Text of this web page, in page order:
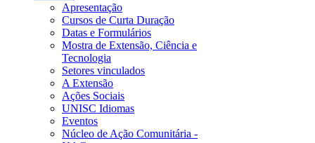
Apresentação
Cursos de Curta Duração
Datas e Formulários
Mostra de Extensão, Ciência e
Tecnologia
Setores vinculados
A Extensão
Ações Sociais
UNISC Idiomas
Eventos
Núcleo de Ação Comunitária -